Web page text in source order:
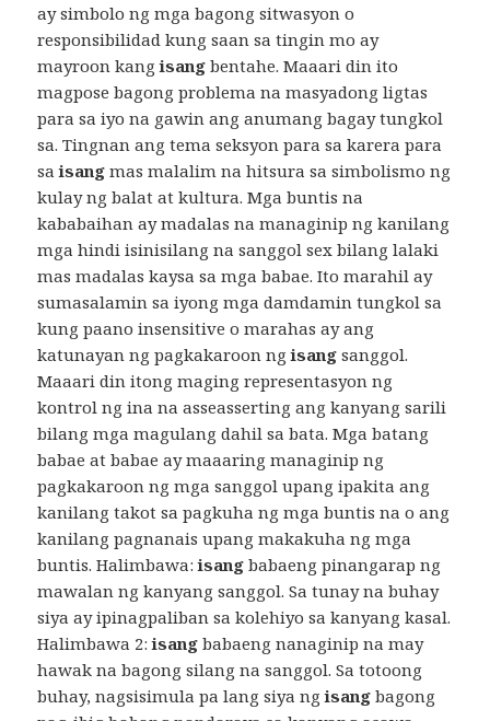
ay simbolo ng mga bagong sitwasyon o
responsibilidad kung saan sa tingin mo ay
mayroon kangisang bentahe. Maaari din ito
magpose bagong problema na masyadong ligtas
para sa iyo na gawin ang anumang bagay tungkol
sa. Tingnan ang tema seksyon para sa karera para
saisang mas malalim na hitsura sa simbolismo ng
kulay ng balat at kultura. Mga buntis na
kababaihan ay madalas na managinip ng kanilang
mga hindi isinisilang na sanggol sex bilang lalaki
mas madalas kaysa sa mga babae. Ito marahil ay
sumasalamin sa iyong mga damdamin tungkol sa
kung paano insensitive o marahas ay ang
katunayan ng pagkakaroon ngisang sanggol.
Maaari din itong maging representasyon ng
kontrol ng ina na asseasserting ang kanyang sarili
bilang mga magulang dahil sa bata. Mga batang
babae at babae ay maaaring managinip ng
pagkakaroon ng mga sanggol upang ipakita ang
kanilang takot sa pagkuha ng mga buntis na o ang
kanilang pagnanais upang makakuha ng mga
buntis. Halimbawa:isang babaeng pinangarap ng
mawalan ng kanyang sanggol. Sa tunay na buhay
siya ay ipinagpaliban sa kolehiyo sa kanyang kasal.
Halimbawa 2:isang babaeng nanaginip na may
hawak na bagong silang na sanggol. Sa totoong
buhay, nagsisimula pa lang siya ngisang bagong